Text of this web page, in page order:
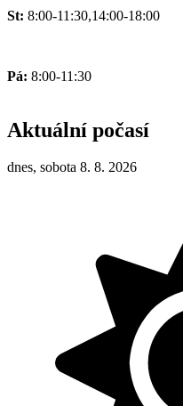
St: 8:00-11:30,14:00-18:00
Pá: 8:00-11:30
Aktuální počasí
dnes, sobota 8. 8. 2026